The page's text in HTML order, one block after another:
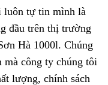
luôn tự tin mình là
đầu trên thị trường
Hà 1000l. Chúng
mà công ty chúng tôi
lượng, chính sách